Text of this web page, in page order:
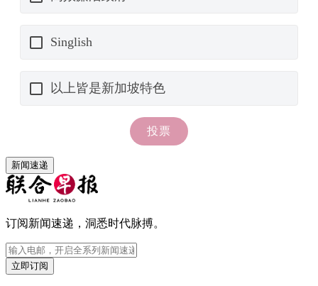
新闻速递
订阅新闻速递，洞悉时代脉搏。
立即订阅